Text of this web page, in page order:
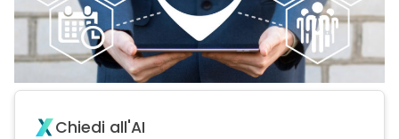
Chiedi all'AI